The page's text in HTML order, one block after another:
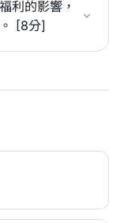
利的影響，
[8分]